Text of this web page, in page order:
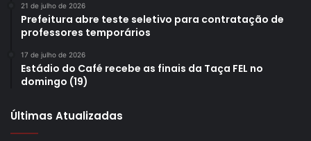
Etiquetas Concha Acústica
Prefeitura de Londrina
promic
Secretaria Municipal de Cultura (SMC)
21 de julho de 2026
Prefeitura abre teste seletivo para contratação de
professores temporários
17 de julho de 2026
Estádio do Café recebe as finais da Taça FEL no
domingo (19)
Últimas Atualizadas